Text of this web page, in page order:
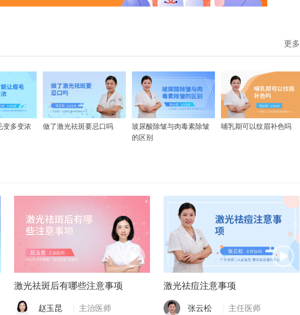
更多
变多变浓 做了激光祛斑要忌口吗
玻尿酸除皱与肉毒素除皱
的区别
哺乳期可以纹眉补色吗
激光祛斑后有哪些注意事项
赵玉昆 主治医师
激光祛痘注意事项
张云松 主任医师